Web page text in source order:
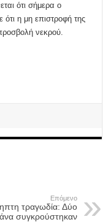
ότι σήμερα ο
η μη επιστροφή της
νεκρού.
Επόμενο
τραγωδία: Δύο
συγκρούστηκαν